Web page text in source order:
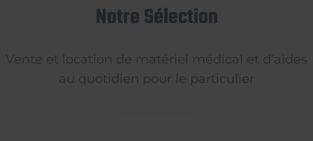
Notre Sélection
Vente et location de matériel médical et d'aides
au quotidien pour le particulier